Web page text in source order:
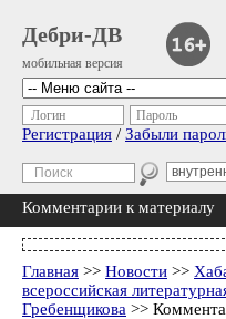
Дебри-ДВ
мобильная версия
Логин Пароль
Регистрация / Забыли
Комментарии к материалу
Главная >> Новости >>
всероссийская
Гребенщикова >>